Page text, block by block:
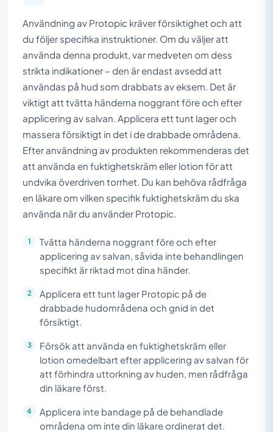
Användning av Protopic kräver försiktighet och att
du följer specifika instruktioner. Om du väljer att
använda denna produkt, var medveten om dess
strikta indikationer – den är endast avsedd att
användas på hud som drabbats av eksem. Det är
viktigt att tvätta händerna noggrant före och efter
applicering av salvan. Applicera ett tunt lager och
massera försiktigt in det i de drabbade områdena.
Efter användning av produkten rekommenderas det
att använda en fuktighetskräm eller lotion för att
undvika överdriven torrhet. Du kan behöva rådfråga
en läkare om vilken specifik fuktighetskräm du ska
använda när du använder Protopic.
Tvätta händerna noggrant före och efter
applicering av salvan, såvida inte behandlingen
specifikt är riktad mot dina händer.
Applicera ett tunt lager Protopic på de
drabbade hudområdena och gnid in det
försiktigt.
Försök att använda en fuktighetskräm eller
lotion omedelbart efter applicering av salvan för
att förhindra uttorkning av huden, men rådfråga
din läkare först.
Applicera inte bandage på de behandlade
områdena om inte din läkare ordinerat det.